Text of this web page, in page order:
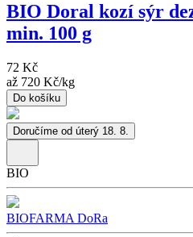
BIO Doral kozí sýr
min. 100 g
72 Kč
až 720 Kč/kg
Do košíku
Doručíme od úterý 18. 8.
BIO
BIOFARMA DoRa